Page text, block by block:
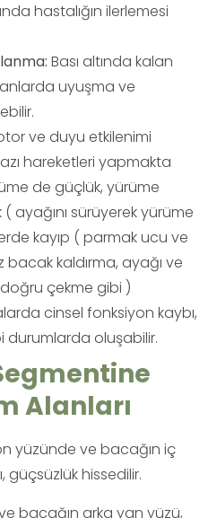
hastalığın ilerlemesi
Bası altında kalan
uyuşma ve
ve duyu etkilenimi
hareketleri yapmakta
de güçlük, yürüme
ayağını sürüyerek yürüme
kayıp ( parmak ucu ve
kaldırma, ayağı ve
çekme gibi )
cinsel fonksiyon kaybı,
oluşabilir.
Alanları
yüzünde ve bacağın iç
güçsüzlük hissedilir.
bacağın arka yan yüzü,